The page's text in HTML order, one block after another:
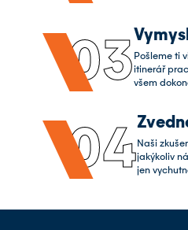
03Pošleme ti
itinerář
všem
04Naši
jakýkoliv
jen